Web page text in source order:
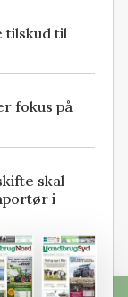
tilskud til
fokus på
skal
i